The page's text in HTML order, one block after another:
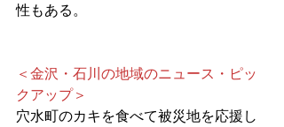
性もある。
＜金沢・石川の地域のニュース・ピッ
クアップ＞
穴水町のカキを食べて被災地を応援し